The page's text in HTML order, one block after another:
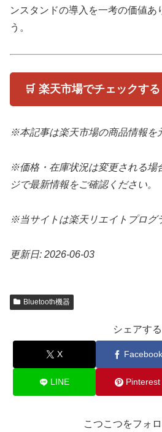
ンスタンドの導入を一考の価値あ
う。
🛒 楽天市場でチェックする
※本記事は楽天市場の商品情報を
※価格・在庫状況は変更される場
ジで最新情報をご確認ください。
※当サイトは楽天リエイトプログ
更新日: 2026-06-03
Bluetooth機器
シェアする
X Facebook
LINE Pinterest
こつこつをフォ